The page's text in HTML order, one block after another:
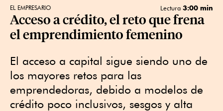
EL EMPRESARIO Lectura 3:00 min
Acceso a crédito, el reto que frena
el emprendimiento femenino
El acceso a capital sigue siendo uno de
los mayores retos para las
emprendedoras, debido a modelos de
crédito poco inclusivos, sesgos y alta